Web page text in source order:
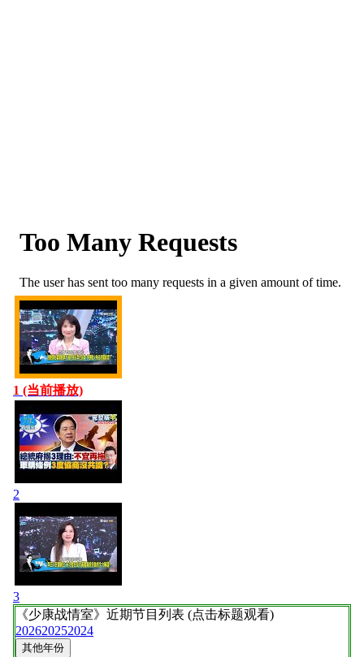
1 (当前播放)
2
3
《少康战情室》 近期节目列表 (点击标题观看)
202620252024
其他年份